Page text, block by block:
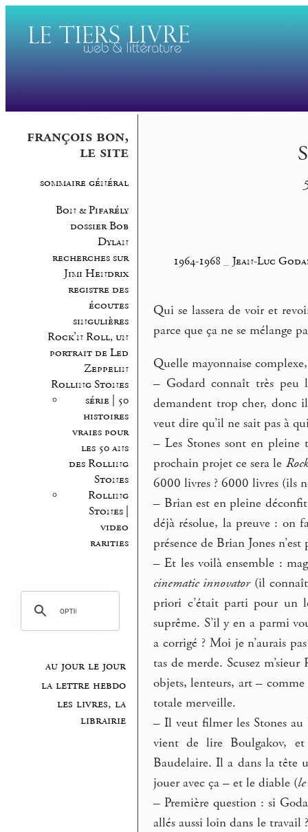
françois bon,
le site
sommaire général
Bon & Pifarély
dossier Bob
Dylan
recherches sur
Jimi Hendrix
registre des
écoutes
singulières
Rock’n Roll, un
portrait de Led
Zeppelin
Rolling Stones
série | 50
histoires
vraies pour
les 50 ans
des Rolling
Stones
Rolling
Stones |
video
rarities
au jour le jour
la lettre hebdo
les livres, la
librairie
1964-1968 Jean-Luc
Qui se lassera de voir et
parce que ça ne se mélange
Quelle mayonnaise
– Godard connaît très peu
demandent trop cher, donc
veut dire qu’il ne sait pas à
– Les Stones sont en
prochain projet ce sera le
6000 livres ? 6000 livres (ils
– Brian est en pleine
déjà résolue, la preuve : on
présence de Brian Jones
– Et les voilà ensemble :
cinematic innovator(il connaît
priori c’était parti pour un
suprême. S’il y en a parmi
a corrigé ? Moi je n’aurais
tas de merde. Scusez
objets, lenteurs, art –
totale merveille.
– Il veut filmer les Stones
vient de lire Boulgakov,
Baudelaire. Il a dans la tête
jouer avec ça – et le diable (
– Première question : si
allés aussi loin dans le travail